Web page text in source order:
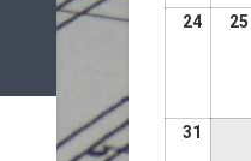
24 25
31